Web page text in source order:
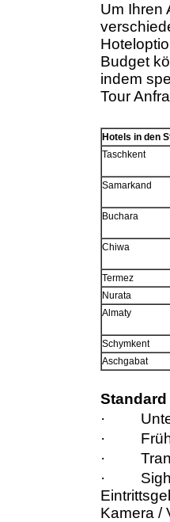
Um Ihren
Budget
indem
Tour
Hotels in den
Taschkent
Samarkand
Buchara
Chiwa
Termez
Nurata
Almaty
Schymkent
Aschgabat
·
·
·
·
Kamera /